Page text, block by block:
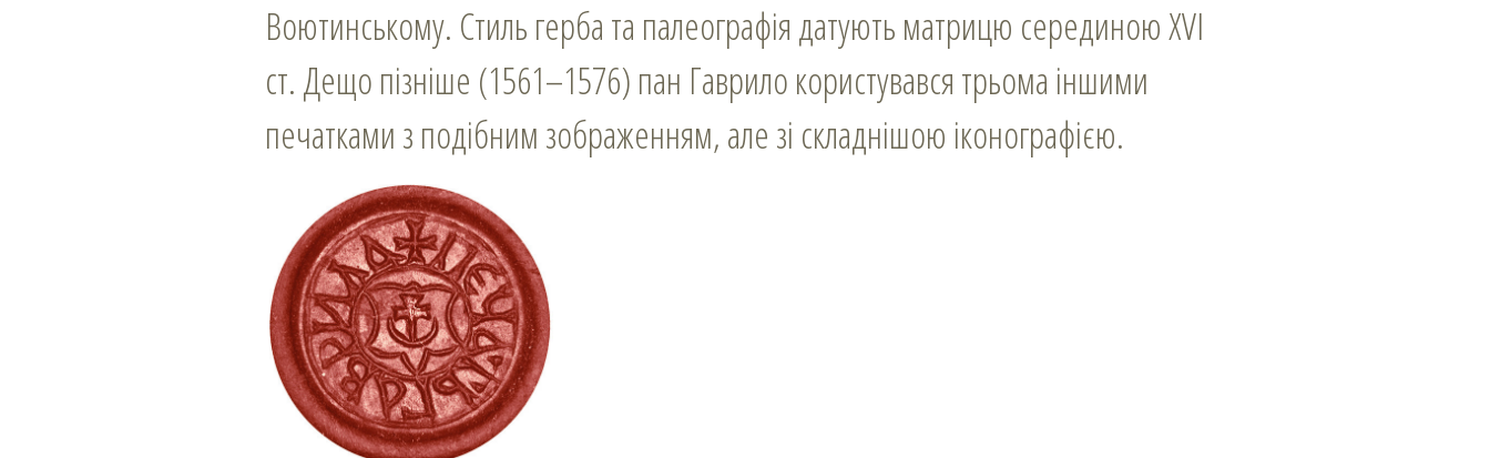
Воютинському. Стиль герба та палеографія датують матрицю серединою XVI
ст. Дещо пізніше (1561–1576) пан Гаврило користувався трьома іншими
печатками з подібним зображенням, але зі складнішою іконографією.